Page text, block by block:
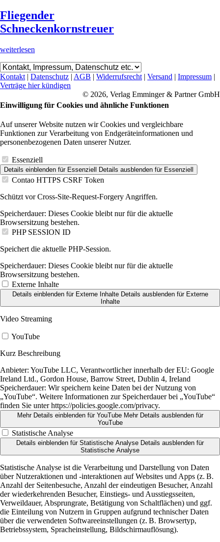
Fliegender
Schneckenkornstreuer
weiterlesen
Kontakt| Datenschutz | AGB | Widerrufsrecht| Versand | Impressum |
Verträge hier kündigen
© 2026, Verlag Emminger & Partner GmbH
Einwilligung für Cookies und ähnliche Funktionen
Auf unserer Website nutzen wir Cookies und vergleichbare
Funktionen zur Verarbeitung von Endgeräteinformationen und
personenbezogenen Daten unserer Nutzer.
Essenziell
Details einblenden für Essenziell Details ausblenden für Essenziell
Contao HTTPS CSRF Token
Schützt vor Cross-Site-Request-Forgery Angriffen.
Speicherdauer: Dieses Cookie bleibt nur für die aktuelle
Browsersitzung bestehen.
PHP SESSION ID
Speichert die aktuelle PHP-Session.
Speicherdauer: Dieses Cookie bleibt nur für die aktuelle
Browsersitzung bestehen.
Externe Inhalte
Details einblendenfür Externe Inhalte Details ausblendenfür Externe
Inhalte
Video Streaming
YouTube
Kurz Beschreibung
Anbieter: YouTube LLC, Verantwortlicher innerhalb der EU: Google
Ireland Ltd., Gordon House, Barrow Street, Dublin 4, Ireland
Speicherdauer: Wir speichern keine Daten bei der Nutzung von
„YouTube“. Weitere Informationen zur Speicherdauer bei „YouTube“
finden Sie unter https://policies.google.com/privacy.
Mehr Details einblendenfür YouTube Mehr Details ausblendenfür
YouTube
Statistische Analyse
Details einblenden für Statistische Analyse Details ausblenden für
Statistische Analyse
Statistische Analyse ist die Verarbeitung und Darstellung von Daten
über Nutzeraktionen und -interaktionen auf Websites und Apps (z. B.
Anzahl der Seitenbesuche, Anzahl der eindeutigen Besucher, Anzahl
der wiederkehrenden Besucher, Einstiegs- und Ausstiegsseiten,
Verweildauer, Absprungrate, Betätigung von Schaltflächen) und ggf.
die Einteilung von Nutzern in Gruppen aufgrund technischer Daten
über die verwendeten Softwareeinstellungen (z. B. Browsertyp,
Betriebssystem, Spracheinstellung, Bildschirmauflösung).